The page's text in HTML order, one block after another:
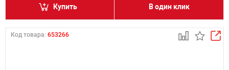
Купить В один клик
Код товара: 653266